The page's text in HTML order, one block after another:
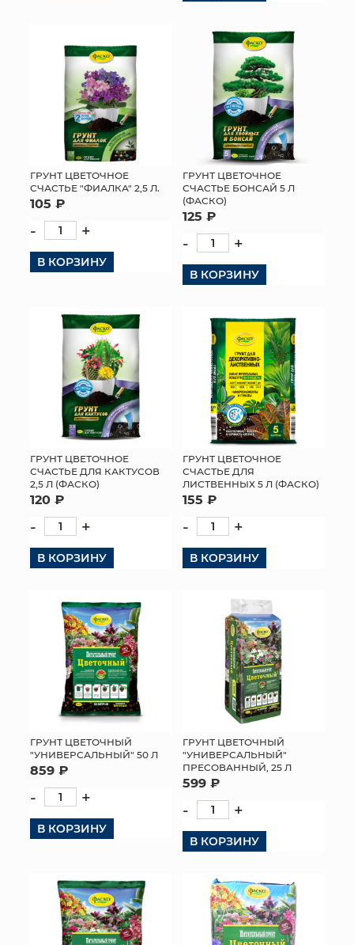
ГРУНТ ЦВЕТОЧНОЕ
СЧАСТЬЕ "ФИАЛКА" 2,5 Л.
105 ₽
- +
В КОРЗИНУ
ГРУНТ ЦВЕТОЧНОЕ
СЧАСТЬЕ БОНСАЙ 5 Л
(ФАСКО)
125 ₽
- +
В КОРЗИНУ
ГРУНТ ЦВЕТОЧНОЕ
СЧАСТЬЕ ДЛЯ КАКТУСОВ
2,5 Л (ФАСКО)
120 ₽
- +
В КОРЗИНУ
ГРУНТ ЦВЕТОЧНОЕ
СЧАСТЬЕ ДЛЯ
ЛИСТВЕННЫХ 5 Л (ФАСКО)
155 ₽
- +
В КОРЗИНУ
ГРУНТ ЦВЕТОЧНЫЙ
"УНИВЕРСАЛЬНЫЙ" 50 Л
859 ₽
- +
В КОРЗИНУ
ГРУНТ ЦВЕТОЧНЫЙ
"УНИВЕРСАЛЬНЫЙ"
ПРЕСОВАННЫЙ, 25 Л
599 ₽
- +
В КОРЗИНУ